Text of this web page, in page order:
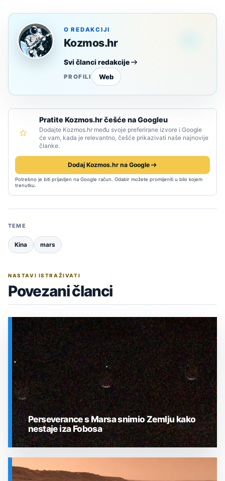
O REDAKCIJI
Kozmos.hr
Svi članci redakcije
PROFILI Web
Pratite Kozmos.hr češće na Googleu
Dodajte Kozmos.hr među svoje preferirane izvore i Google
će vam, kada je relevantno, češće prikazivati naše najnovije
članke.
Dodaj Kozmos.hr na Google
Potrebno je biti prijavljen na Google račun. Odabir možete promijeniti u bilo kojem
trenutku.
TEME
Kina mars
NASTAVI ISTRAŽIVATI
Povezani članci
SVEMIR
Perseverance s Marsa snimio Zemlju kako
nestaje iza Fobosa